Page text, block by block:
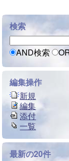
検索
AND検索
編集操作
新規
編集
添付
一覧
最新の20件